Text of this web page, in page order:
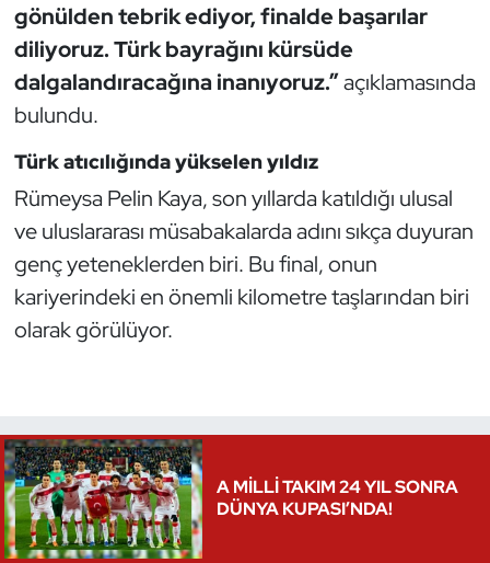
gönülden tebrik ediyor, finalde başarılar
diliyoruz. Türk bayrağını kürsüde
dalgalandıracağına inanıyoruz.”açıklamasında
bulundu.
Türk atıcılığında yükselen yıldız
Rümeysa Pelin Kaya, son yıllarda katıldığı ulusal
ve uluslararası müsabakalarda adını sıkça duyuran
genç yeteneklerden biri. Bu final, onun
kariyerindeki en önemli kilometre taşlarından biri
olarak görülüyor.
A MİLLİ TAKIM 24 YIL SONRA
DÜNYA KUPASI’NDA!
Kayak
Kempo
Kick Boks
Kürek
Masa Tenisi
Modern Pentatlon
Okçuluk
Optimist